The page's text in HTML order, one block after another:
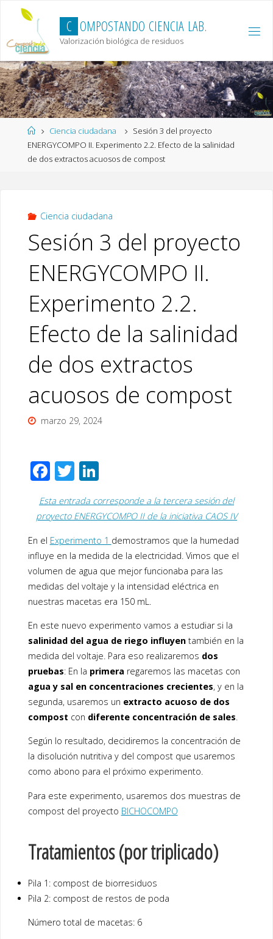
content
C OMPOSTANDO CIENCIA LAB.
Valorización biológica de residuos
HomeCiencia ciudadana
Sesión 3 del proyecto
ENERGYCOMPO II. Experimento 2.2. Efecto de la salinidad
de dos extractos acuosos de compost
Ciencia ciudadana
Sesión 3 del proyecto
ENERGYCOMPO II.
Experimento 2.2.
Efecto de la salinidad
de dos extractos
acuosos de compost
marzo 29, 2024
F
e
b
o
o
k
T
wi
tt
er
Li
k
e
dI
n
Esta entrada corresponde a la tercera sesión del
proyecto ENERGYCOMPO II de la iniciativa CAOS IV
En el Experimento 1 demostramos que la humedad
influye en la medida de la electricidad. Vimos que el
volumen de agua que mejor funcionaba para las
medidas del voltaje y la intensidad eléctrica en
nuestras macetas era 150 mL.
En este nuevo experimento vamos a estudiar si la
salinidad del agua de riego influyentambién en la
medida del voltaje. Para eso realizaremos dos
pruebas: En la primera regaremos las macetas con
agua y sal en concentraciones crecientes, y en la
segunda, usaremos un extracto acuoso de dos
compost con diferente concentración de sales.
Según lo resultado, decidiremos la concentración de
la disolución nutritiva y del compost que usaremos
como abono para el próximo experimento.
Para este experimento, usaremos dos muestras de
compost del proyecto BICHOCOMPO
Tratamientos (por triplicado)
Pila 1: compost de biorresiduos
Pila 2: compost de restos de poda
Número total de macetas: 6